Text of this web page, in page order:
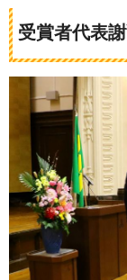
受賞者代表